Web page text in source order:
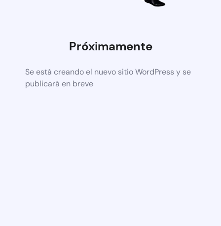
Próximamente
Se está creando el nuevo sitio WordPress y se
publicará en breve